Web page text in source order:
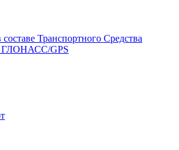
Транспортного Средства
ГЛОНАСС/GPS